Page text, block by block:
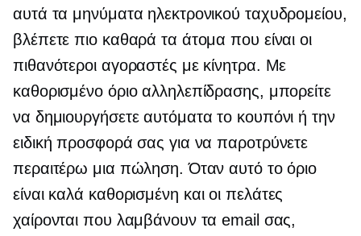
αυτά τα μηνύματα ηλεκτρονικού ταχυδρομείου,
βλέπετε πιο καθαρά τα άτομα που είναι οι
πιθανότεροι αγοραστές με κίνητρα. Με
καθορισμένο όριο αλληλεπίδρασης, μπορείτε
να δημιουργήσετε αυτόματα το κουπόνι ή την
ειδική προσφορά σας για να παροτρύνετε
περαιτέρω μια πώληση. Όταν αυτό το όριο
είναι καλά καθορισμένη και οι πελάτες
χαίρονται που λαμβάνουν τα email σας,